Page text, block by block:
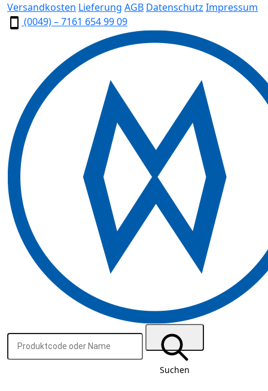
Versandkosten Lieferung AGB Datenschutz Impressum
(0049) – 7161 654 99 09
Suchen